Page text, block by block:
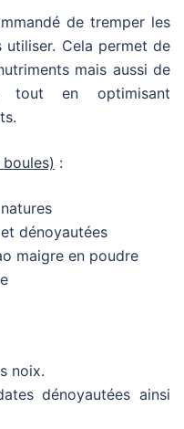
de tremper les
Cela permet de
mais aussi de
tout en optimisant
:
dénoyautées
maigre en poudre
noix.
dénoyautées ainsi